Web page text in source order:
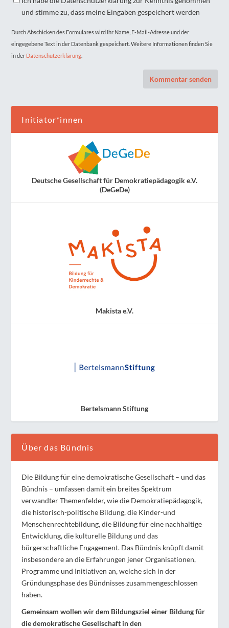
und stimme zu, dass meine Eingaben gespeichert werden
Durch Abschicken des Formulares wird Ihr Name, E-Mail-Adresse und der
eingegebene Text in der Datenbank gespeichert. Weitere Informationen finden Sie
in der Datenschutzerklärung
Initiator*innen
Deutsche Gesellschaft für Demokratiepädagogik e.V.
(DeGeDe)
Makista e.V.
Bertelsmann Stiftung
Über das Bündnis
Die Bildung für eine demokratische Gesellschaft – und das
Bündnis – umfassen damit ein breites Spektrum
verwandter Themenfelder, wie die Demokratiepädagogik,
die historisch-politische Bildung, die Kinder-und
Menschenrechtebildung, die Bildung für eine nachhaltige
Entwicklung, die kulturelle Bildung und das
bürgerschaftliche Engagement. Das Bündnis knüpft damit
insbesondere an die Erfahrungen jener Organisationen,
Programme und Initiativen an, welche sich in der
Gründungsphase des Bündnisses zusammengeschlossen
haben.
Gemeinsam wollen wir dem Bildungsziel einer Bildung für
die demokratische Gesellschaft in den